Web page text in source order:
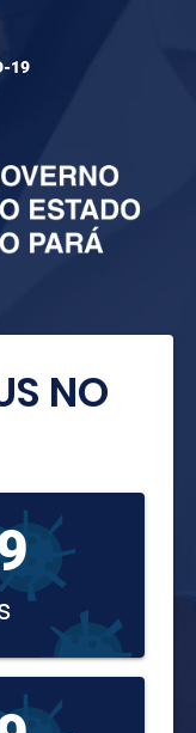
19
NO